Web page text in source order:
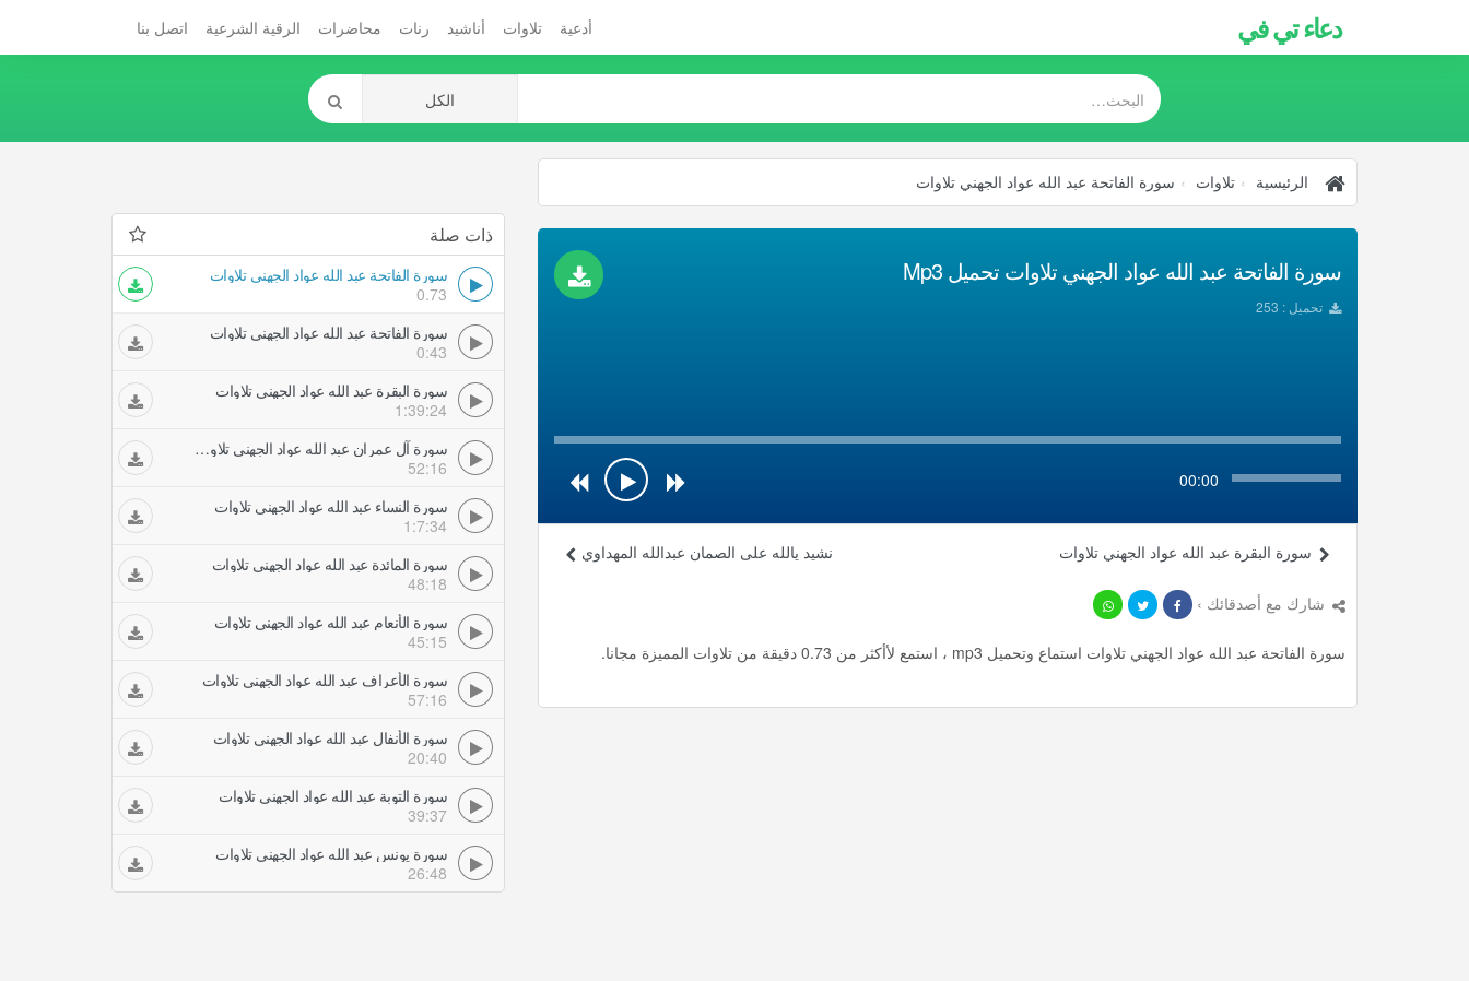
دعاء تي في أدعية تلاوات أناشيد رنات محاضرات الرقية الشرعية اتصل بنا
الرئيسية تلاوات سورة الفاتحة عبد الله عواد الجهني تلاوات
سورة الفاتحة عبد الله عواد الجهني تلاوات تحميل Mp3
تحميل : 253
00:00
نشيد يالله على الصمان عبدالله المهداوي سورة البقرة عبد الله عواد الجهني تلاوات
شارك مع أصدقائك ›
سورة الفاتحة عبد الله عواد الجهني تلاوات استماع وتحميل mp3 ، استمع لأأكثر من 0.73 دقيقة من تلاوات المميزة مجانا.
ذات صلة
سورة الفاتحة عبد الله عواد الجهني تلاوات
0.73
سورة الفاتحة عبد الله عواد الجهني تلاوات
0:43
سورة البقرة عبد الله عواد الجهني تلاوات
1:39:24
سورة آل عمران عبد الله عواد الجهني تلاوات
52:16
سورة النساء عبد الله عواد الجهني تلاوات
1:7:34
سورة المائدة عبد الله عواد الجهني تلاوات
48:18
سورة الأنعام عبد الله عواد الجهني تلاوات
45:15
سورة الأعراف عبد الله عواد الجهني تلاوات
57:16
سورة الأنفال عبد الله عواد الجهني تلاوات
20:40
سورة التوبة عبد الله عواد الجهني تلاوات
39:37
سورة يونس عبد الله عواد الجهني تلاوات
26:48